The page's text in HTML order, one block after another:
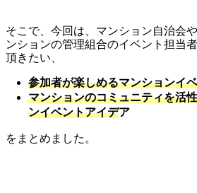
そこで、今回は、マンション自治会
ンションの管理組合のイベント担当
頂きたい、
参加者が楽しめるマンションイ
マンションのコミュニティを活
ンイベントアイデア
をまとめました。